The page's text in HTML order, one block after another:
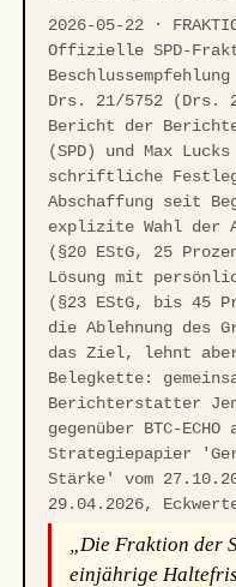
2026-05-22 ·
Offizielle SPD-
Drs. 21/5752 (Drs.
Bericht der
(SPD) und Max
schriftliche
Abschaffung seit
explizite Wahl der
(§20 EStG, 25
Lösung mit
(§23 EStG, bis 45
die Ablehnung des
das Ziel, lehnt aber
Belegkette:
Berichterstatter
gegenüber BTC-
Strategiepapier
Stärke' vom
29.04.2026,
„Die Fraktion der
einjährige